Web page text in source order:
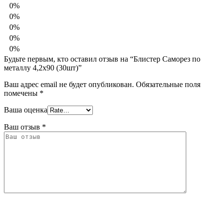
0%
0%
0%
0%
0%
Будьте первым, кто оставил отзыв на “Блистер Саморез по
металлу 4,2х90 (30шт)”
Ваш адрес email не будет опубликован. Обязательные поля
помечены *
Ваша оценка
Ваш отзыв *